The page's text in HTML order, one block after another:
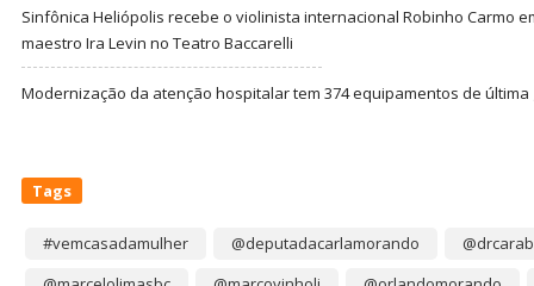
Sinfônica Heliópolis recebe o violinista internacional Robinho Carmo
maestro Ira Levin no Teatro Baccarelli
Modernização da atenção hospitalar tem 374 equipamentos de última
Tags
#vemcasadamulher @deputadacarlamorando